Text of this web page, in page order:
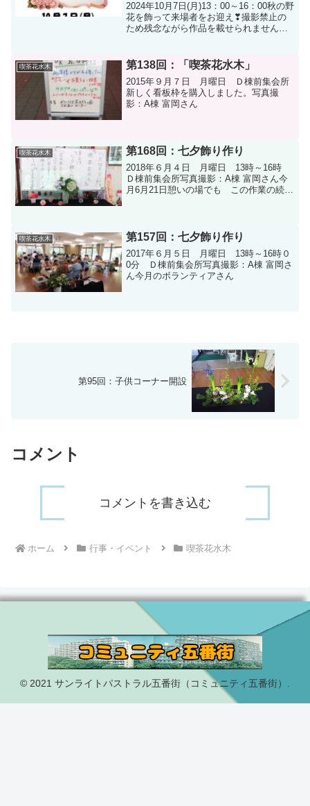
2024年10月7日(月)13：00～16：00秋の野
花を飾って来場者をお迎え❣撮影禁止の
ため残念ながら作品を載せられません
喫茶花水木 第138回：「喫茶花水木」
2015年９月７日 月曜日 Ｄ棟前集会所
新しく看板枠を購入しました。写真撮
影：A棟 富岡さん
喫茶花水木 第168回：七夕飾り作り
2018年６月４日 月曜日 13時～16時
Ｄ棟前集会所写真撮影：A棟 富岡さん今
月6月21日憩いの場でも この作業の続き
喫茶花水木 第157回：七夕飾り作り
2017年６月５日 月曜日 13時～16時０
0分 Ｄ棟前集会所写真撮影：A棟 富岡さ
ん今月のボランティアさん
第95回：子供コーナー開設
コメント
コメントを書き込む
ホーム 行事・イベント 喫茶花水木
© 2021 サンライトパストラル五番街（コミュニティ五番街）.